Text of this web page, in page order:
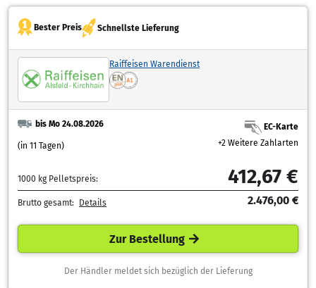
Bester Preis Schnellste Lieferung
Raiffeisen Warendienst
bis Mo 24.08.2026
(in 11 Tagen)
EC-Karte
+2 Weitere Zahlarten
1000 kg Pelletspreis: 412,67 €
Brutto gesamt: Details 2.476,00 €
Zur Bestellung
Der Händler meldet sich bezüglich der Lieferung